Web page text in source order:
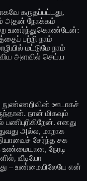
கருதப்பட்டது,
அதன் நோக்கம்
உணர்ந்துகொண்டேன்:
பற்றி நாம்
மட்டுமே நாம்
அளவில் செய்ய
நுண்ணறிவின் ஊடாகச்
நான் மிகவும்
எனது
அல்ல, மாறாக
சேர்ந்த சக
நேரடி
வீடியோ
– உண்மையிலேயே என்